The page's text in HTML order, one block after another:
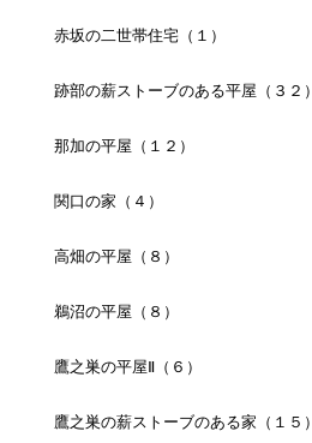
赤坂の二世帯住宅（１）
跡部の薪ストーブのある平屋（３２）
那加の平屋（１２）
関口の家（４）
高畑の平屋（８）
鵜沼の平屋（８）
鷹之巣の平屋Ⅱ（６）
鷹之巣の薪ストーブのある家（１５）